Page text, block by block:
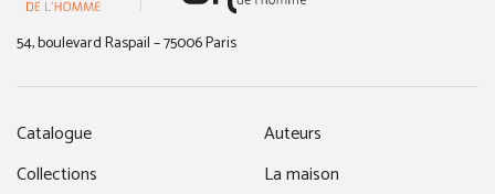
54, boulevard Raspail – 75006 Paris
Catalogue
Collections
Auteurs
La maison